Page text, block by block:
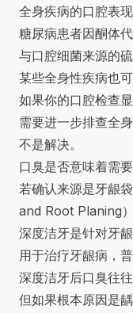
全身疾病的口腔表现
糖尿病患者因酮体
与口腔细菌来源的
某些全身性疾病也
如果你的口腔检查
需要进一步排查全
不是解决。
口臭是否意味着需
若确认来源是牙龈
and Root Planing）
深度洁牙是针对牙
用于治疗牙龈病，
深度洁牙后口臭往
但如果根本原因是